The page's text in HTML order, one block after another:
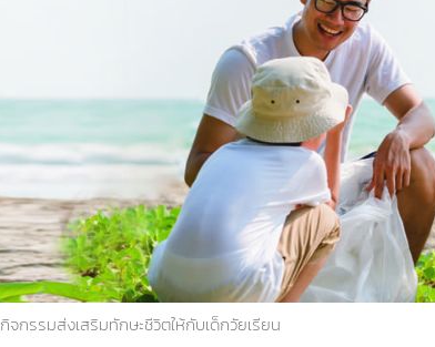
กิจกรรมส่งเสริมทักษะชีวิตให้กับเด็กวัยเรียน